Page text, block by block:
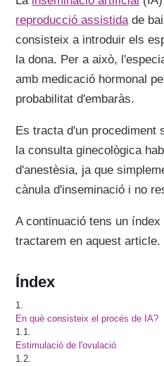
reproducció assistidade
consisteix a introduir els
la dona. Per a això,
amb medicació hormonal
probabilitat d'embaràs.
Es tracta d'un procediment
la consulta ginecològica
d'anestèsia, ja que
cànula d'inseminació i no
A continuació tens un
tractarem en aquest article.
Índex
1.
En què consisteix el procés de IA?
1.1.
Estimulació de l'ovulació
1.2.